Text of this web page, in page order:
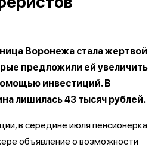
Воронежа стала жертвой
предложили ей увеличить
инвестиций. В
лишилась 43 тысяч рублей.
в середине июля пенсионерка
объявление о возможности